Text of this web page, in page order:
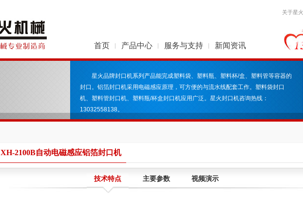
关于星火
首页 产品中心 服务与支持 新闻资讯
星火品牌封口机系列产品能完成塑料袋、塑料瓶、塑料杯/盒、塑料管等容器的
封口。铝箔封口机采用电磁感应原理，可方便的与流水线配套工作。塑料袋封口
机、塑料管封口机、塑料瓶/杯盒封口机应用广泛。星火封口机咨询热线：
13032558138。
XH-2100B自动电磁感应铝箔封口机
技术特点 主要参数 视频演示